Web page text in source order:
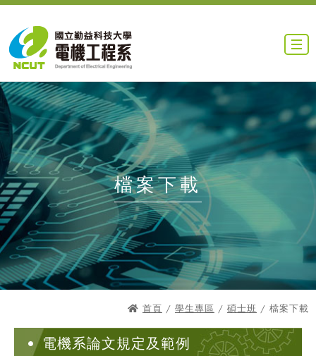
檔案下載
首頁 / 學生專區 / 碩士班 / 檔案下載
電機系論文規定及範例